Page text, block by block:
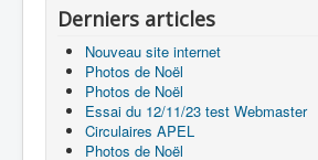
Derniers articles
Nouveau site internet
Photos de Noël
Photos de Noël
Essai du 12/11/23 test Webmaster
Circulaires APEL
Photos de Noël